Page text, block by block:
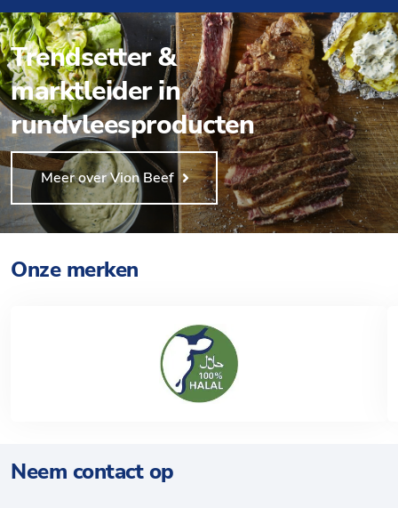
Trendsetter &
marktleider in
rundvleesproducten
Meer over Vion Beef
Onze merken
Neem contact op